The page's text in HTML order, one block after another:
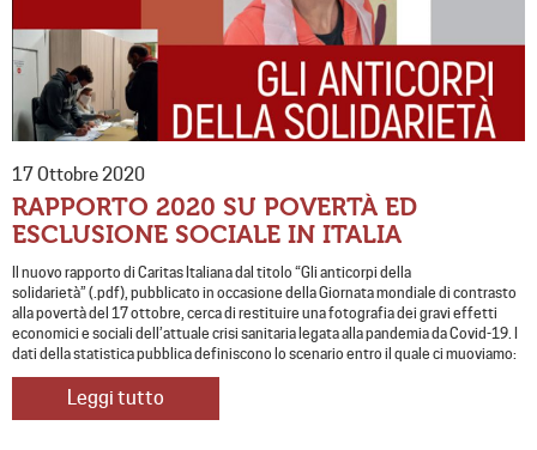
17 Ottobre 2020
RAPPORTO 2020 SU POVERTÀ ED
ESCLUSIONE SOCIALE IN ITALIA
Il nuovo rapporto di Caritas Italiana dal titolo “Gli anticorpi della
solidarietà” (.pdf), pubblicato in occasione della Giornata mondiale di contrasto
alla povertà del 17 ottobre, cerca di restituire una fotografia dei gravi effetti
economici e sociali dell’attuale crisi sanitaria legata alla pandemia da Covid-19. I
dati della statistica pubblica definiscono lo scenario entro il quale ci muoviamo:
Leggi tutto